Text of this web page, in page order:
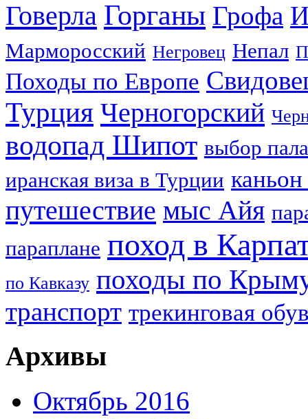
Говерла Горганы Грофа
Марморосский Негровец Непал
Походы по Европе
Турция Черногорский
водопад Шипот выбор
иранская виза в Турции
путешествие мыс Айя
параплане поход в
по Кавказу походы по
транспорт трекинговая
Архивы
Октябрь 2016